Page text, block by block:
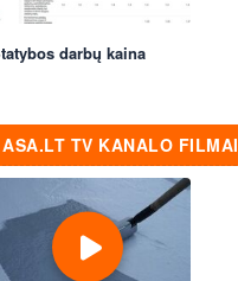
darbų kaina
ASA.LT TV KANALO FILMAI